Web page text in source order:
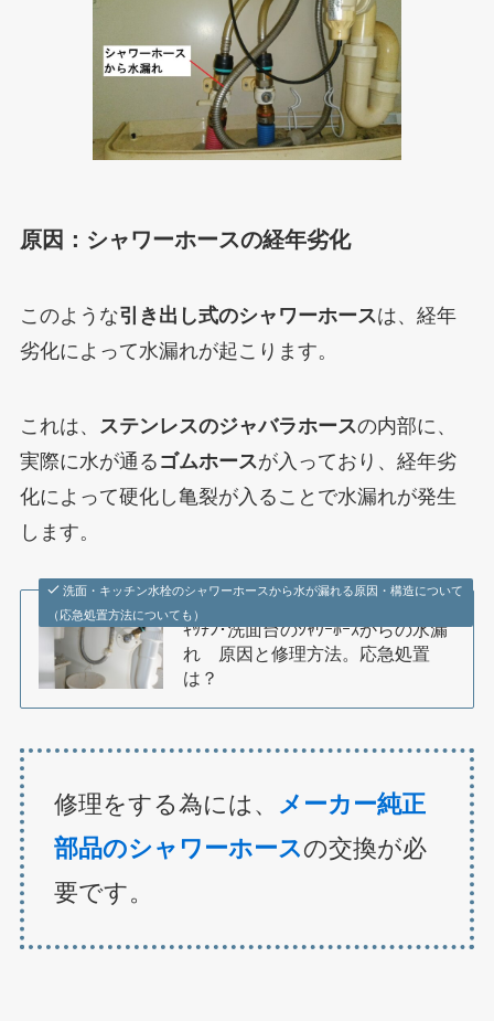
原因：シャワーホースの経年劣化
このような引き出し式のシャワーホースは、経年
劣化によって水漏れが起こります。
これは、 ステンレスのジャバラホースの内部に、
実際に水が通る ゴムホースが入っており、経年劣
化によって硬化し亀裂が入ることで水漏れが発生
します。
洗面・キッチン水栓のシャワーホースから水が漏れる原因・構造について
（応急処置方法についても）
ｷｯﾁﾝ･洗面台のｼｬﾜｰﾎｰｽからの水漏
れ 原因と修理方法。応急処置
は？
修理をする為には、
メーカー純正
部品のシャワーホースの交換が必
要です。